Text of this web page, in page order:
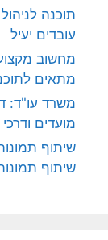
תוכנה
עובדים יעיל
מחשוב
מתאים
משרד עו"ד:
מועדים
שיתוף
שיתוף